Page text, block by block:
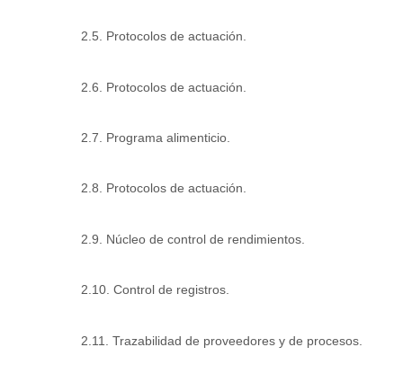
2.5. Protocolos de actuación.
2.6. Protocolos de actuación.
2.7. Programa alimenticio.
2.8. Protocolos de actuación.
2.9. Núcleo de control de rendimientos.
2.10. Control de registros.
2.11. Trazabilidad de proveedores y de procesos.